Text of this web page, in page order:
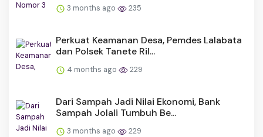
3 months ago 235
Perkuat Keamanan Desa, Pemdes Lalabata
dan Polsek Tanete Ril...
4 months ago 229
Dari Sampah Jadi Nilai Ekonomi, Bank
Sampah Jolali Tumbuh Be...
3 months ago 229